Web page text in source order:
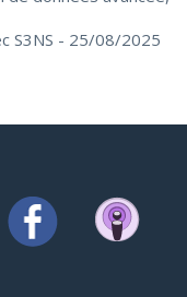
S3NS - 25/08/2025